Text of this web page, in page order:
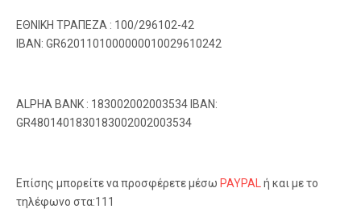
ΕΘΝΙΚΗ ΤΡΑΠΕΖΑ : 100/296102-42
IBAN: GR6201101000000010029610242
ALPHA BANK : 183002002003534 IBAN:
GR4801401830183002002003534
Επίσης μπορείτε να προσφέρετε μέσω PAYPAL
ή και με το
τηλέφωνο στα:111